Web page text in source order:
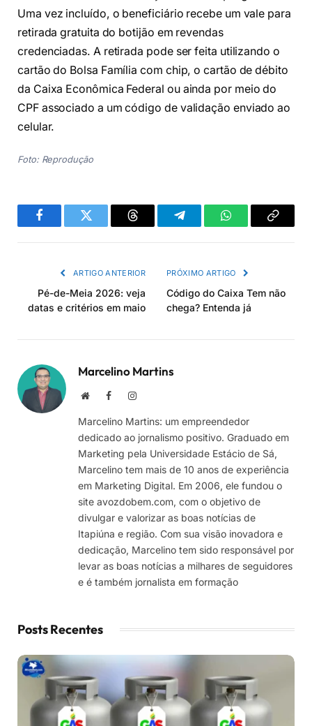
Uma vez incluído, o beneficiário recebe um vale para
retirada gratuita do botijão em revendas
credenciadas. A retirada pode ser feita utilizando o
cartão do Bolsa Família com chip, o cartão de débito
da Caixa Econômica Federal ou ainda por meio do
CPF associado a um código de validação enviado ao
celular.
Foto: Reprodução
FacebookTwitter Threads TelegramWhatsAppCopiar
ARTIGO ANTERIOR
Pé-de-Meia 2026: veja
datas e critérios em maio
PRÓXIMO ARTIGO
Código do Caixa Tem não
chega? Entenda já
Marcelino Martins
Site FacebookInstagram
Marcelino Martins: um empreendedor
dedicado ao jornalismo positivo. Graduado em
Marketing pela Universidade Estácio de Sá,
Marcelino tem mais de 10 anos de experiência
em Marketing Digital. Em 2006, ele fundou o
site avozdobem.com, com o objetivo de
divulgar e valorizar as boas notícias de
Itapiúna e região. Com sua visão inovadora e
dedicação, Marcelino tem sido responsável por
levar as boas notícias a milhares de seguidores
e é também jornalista em formação
Posts Recentes